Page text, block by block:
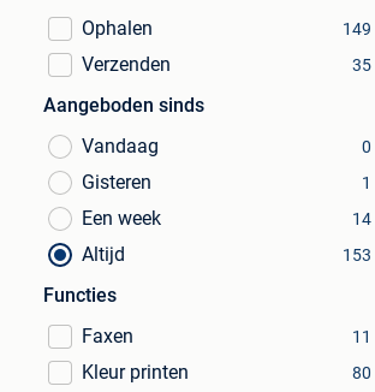
Ophalen
149
Verzenden 35
Aangeboden sinds
Vandaag
0
Gisteren 1
Een week 14
Altijd 153
Functies
Faxen
11
Kleur printen 80